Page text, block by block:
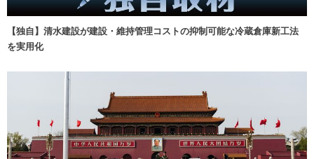
【独自】清水建設が建設・維持管理コストの抑制可能な冷蔵倉庫新工法
を実用化